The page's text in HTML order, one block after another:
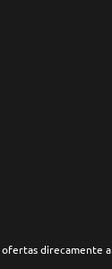
ofertas direcamente a